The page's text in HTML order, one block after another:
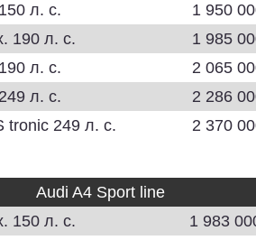
л. с.
1 950
190 л. с.
1 985
л. с.
2 065
л. с.
2 286
tronic 249 л. с.
2 370
Audi A4 Sport line
150 л. с.
1 983